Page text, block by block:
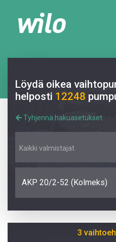
Löydä oikea
helposti 12248
Tyhjennä hakuasetukset
Kaikki valmistajat
AKP 20/2-52 (Kolmeks)
3